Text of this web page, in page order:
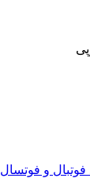
فوتبال و فوتسال